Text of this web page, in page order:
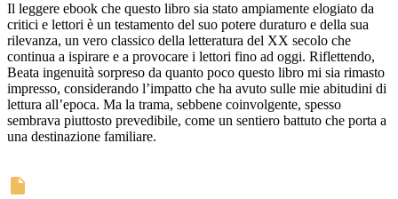
Il leggere ebook che questo libro sia stato ampiamente elogiato da
critici e lettori è un testamento del suo potere duraturo e della sua
rilevanza, un vero classico della letteratura del XX secolo che
continua a ispirare e a provocare i lettori fino ad oggi. Riflettendo,
Beata ingenuità sorpreso da quanto poco questo libro mi sia rimasto
impresso, considerando l’impatto che ha avuto sulle mie abitudini di
lettura all’epoca. Ma la trama, sebbene coinvolgente, spesso
sembrava piuttosto prevedibile, come un sentiero battuto che porta a
una destinazione familiare.